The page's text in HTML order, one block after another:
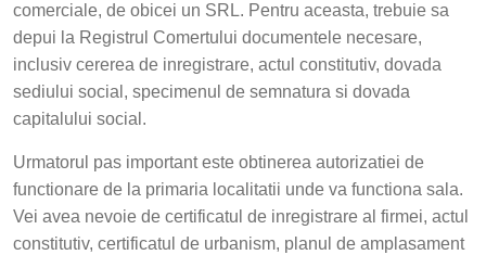
comerciale, de obicei un SRL. Pentru aceasta, trebuie sa
depui la Registrul Comertului documentele necesare,
inclusiv cererea de inregistrare, actul constitutiv, dovada
sediului social, specimenul de semnatura si dovada
capitalului social.
Urmatorul pas important este obtinerea autorizatiei de
functionare de la primaria localitatii unde va functiona sala.
Vei avea nevoie de certificatul de inregistrare al firmei, actul
constitutiv, certificatul de urbanism, planul de amplasament